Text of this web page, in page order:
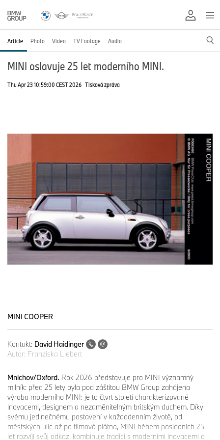
Article Photo Video TV Footage Audio
MINI oslavuje 25 let moderního MINI.
Thu Apr 23 10:59:00 CEST 2026 Tisková zpráva
MINI COOPER
Kontakt: David Haidinger
Autor: Franziska Liebert
Mnichov/Oxford. Rok 2026 představuje pro MINI významný
milník: před 25 lety byla pod záštitou BMW Group zahájena
výroba moderního MINI: je to čtvrt století charakterizované
inovacemi, designem a nezaměnitelným britským duchem. Díky
svému jedinečnému postavení v každodenním životě, od
městských ulic až po filmová plátna, MINI během posledních 25
let rozvíjí svůj odkaz, kombinuje tradici s moderními inovacemi a